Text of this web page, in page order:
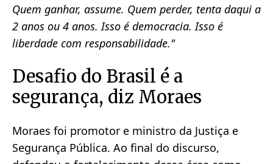
Quem ganhar, assume. Quem perder, tenta daqui a
2 anos ou 4 anos. Isso é democracia. Isso é
liberdade com responsabilidade."
Desafio do Brasil é a
segurança, diz Moraes
Moraes foi promotor e ministro da Justiça e
Segurança Pública. Ao final do discurso,